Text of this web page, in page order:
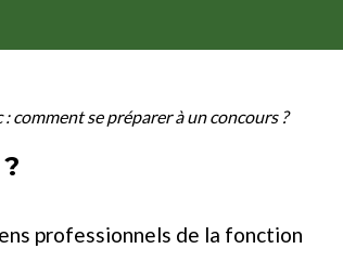
comment se préparer à un concours ?
professionnels de la fonction